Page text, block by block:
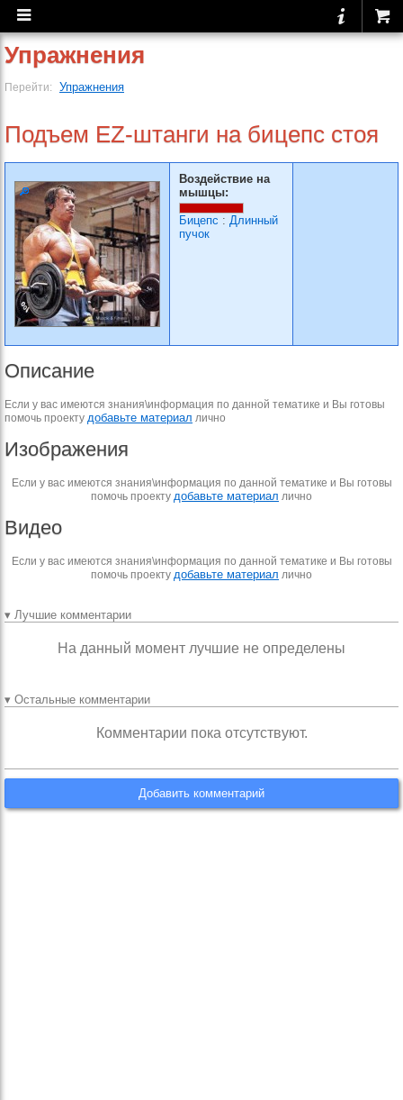
Упражнения
Перейти: Упражнения
Подъем EZ-штанги на бицепс стоя
Воздействие на
мышцы:
Бицепс : Длинный
пучок
Описание
Если у вас имеются знания\информация по данной тематике и Вы готовы
помочь проекту добавьте материал лично
Изображения
Если у вас имеются знания\информация по данной тематике и Вы готовы
помочь проекту добавьте материал лично
Видео
Если у вас имеются знания\информация по данной тематике и Вы готовы
помочь проекту добавьте материал лично
▾ Лучшие комментарии
На данный момент лучшие не определены
▾ Остальные комментарии
Комментарии пока отсутствуют.
Добавить комментарий